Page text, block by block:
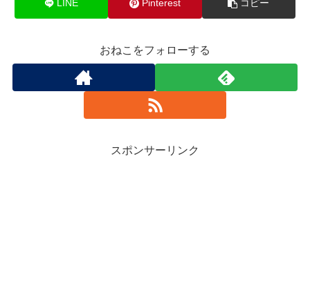
LINE Pinterest コピー
おねこをフォローする
スポンサーリンク